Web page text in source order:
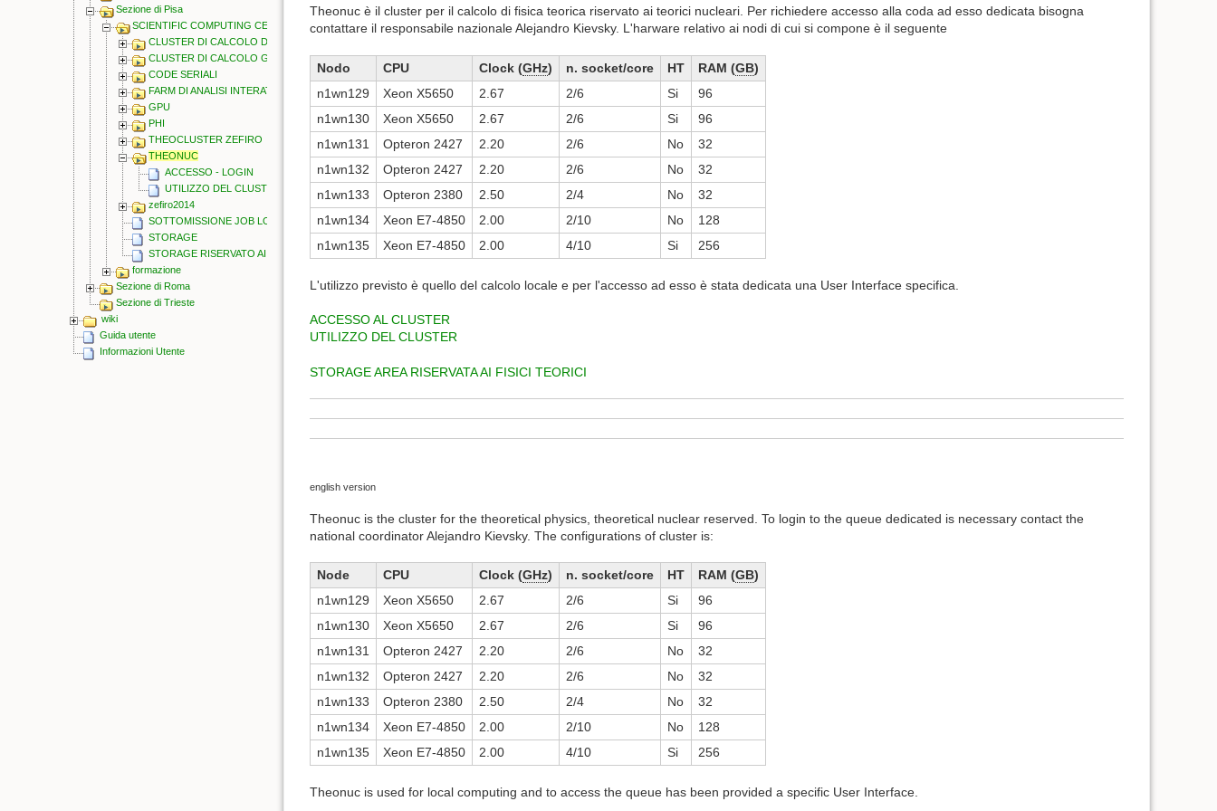
Sezione di Pisa
SCIENTIFIC COMPUTING CENTER
CLUSTER DI CALCOLO DIABLO
CLUSTER DI CALCOLO GHIBLI
CODE SERIALI
FARM DI ANALISI INTERATTIVA(FAI)
GPU
PHI
THEOCLUSTER ZEFIRO
THEONUC
ACCESSO - LOGIN
UTILIZZO DEL CLUSTER THEONUC
zefiro2014
SOTTOMISSIONE JOB LOCALE
STORAGE
STORAGE RISERVATO AI FISICI TEORICI
formazione
Sezione di Roma
Sezione di Trieste
wiki
Guida utente
Informazioni Utente
Theonuc è il cluster per il calcolo di fisica teorica riservato ai teorici nucleari. Per richiedere accesso alla coda ad esso dedicata bisogna
contattare il responsabile nazionale Alejandro Kievsky. L'harware relativo ai nodi di cui si compone è il seguente
Nodo CPU Clock (GHz) n. socket/core HT RAM (GB)
n1wn129
Xeon X5650 2.67 2/6 Si
96
n1wn130
Xeon X5650 2.67 2/6 Si
96
n1wn131
Opteron 2427 2.20 2/6 No
32
n1wn132
Opteron 2427 2.20 2/6 No
32
n1wn133
Opteron 2380 2.50 2/4 No
32
n1wn134
Xeon E7-4850 2.00 2/10 No
128
n1wn135
Xeon E7-4850 2.00 4/10 Si 256
L'utilizzo previsto è quello del calcolo locale e per l'accesso ad esso è stata dedicata una User Interface specifica.
ACCESSO AL CLUSTER
UTILIZZO DEL CLUSTER
STORAGE AREA RISERVATA AI FISICI TEORICI
english version
Theonuc is the cluster for the theoretical physics, theoretical nuclear reserved. To login to the queue dedicated is necessary contact the
national coordinator Alejandro Kievsky. The configurations of cluster is:
Node CPU Clock (GHz) n. socket/core HT RAM (GB)
n1wn129
Xeon X5650 2.67 2/6 Si
96
n1wn130
Xeon X5650 2.67 2/6 Si
96
n1wn131
Opteron 2427 2.20 2/6 No
32
n1wn132
Opteron 2427 2.20 2/6 No
32
n1wn133
Opteron 2380 2.50 2/4 No
32
n1wn134
Xeon E7-4850 2.00 2/10 No
128
n1wn135
Xeon E7-4850 2.00 4/10 Si 256
Theonuc is used for local computing and to access the queue has been provided a specific User Interface.